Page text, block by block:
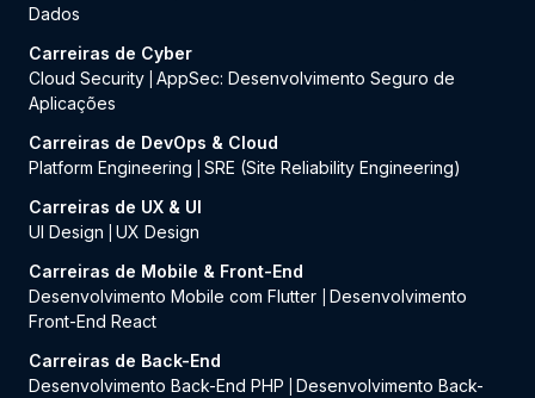
Dados
Carreiras de Cyber
Cloud Security AppSec: Desenvolvimento Seguro de
Aplicações
Carreiras de DevOps & Cloud
Platform Engineering
SRE (Site Reliability Engineering)
Carreiras de UX & UI
UI Design
UX Design
Carreiras de Mobile & Front-End
Desenvolvimento Mobile com Flutter
Desenvolvimento
Front-End React
Carreiras de Back-End
Desenvolvimento Back-End PHP
Desenvolvimento Back-